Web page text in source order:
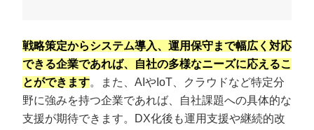
戦略策定からシステム導入、運用保守まで幅広く対応
できる企業であれば、自社の多様なニーズに応えるこ
とができます。また、AIやIoT、クラウドなど特定分
野に強みを持つ企業であれば、自社課題への具体的な
支援が期待できます。DX化後も運用支援や継続的改